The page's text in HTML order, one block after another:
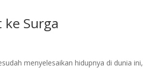
ke Surga
menyelesaikan hidupnya di dunia ini,